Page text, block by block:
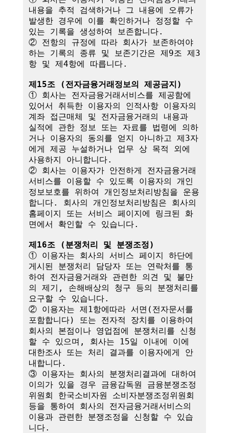
내용을 추적 검색하거나 그 내용에 오류가
발생한 경우에 이를 확인하거나 정정할 수
있는 기록을 생성하여 보존합니다.
② 전항의 규정에 따라 회사가 보존하여야
하는 기록의 종류 및 보존기간은 제9조 제3
항 및 제4항에 따릅니다.
제15조 (전자금융거래정보의 제공금지)
① 회사는 전자금융거래서비스를 제공함에
있어서 취득한 이용자의 인적사항 이용자의
계좌 접근매체 및 전자금융거래의 내용과
실적에 관한 정보 또는 자료를 법령에 의하
거나 이용자의 동의를 얻지 아니하고 제3자
에게 제공 누설하거나 업무 상 목적 외에
사용하지 아니합니다.
② 회사는 이용자가 안전하게 전자금융거래
서비스를 이용할 수 있도록 이용자의 개인
정보보호를 위하여 개인정보처리방침을 운용
합니다. 회사의 개인정보처리방침은 회사의
홈페이지 또는 서비스 페이지에 링크된 화
면에서 확인할 수 있습니다.
제16조 (분쟁처리 및 분쟁조정)
① 이용자는 회사의 서비스 페이지 하단에
게시된 분쟁처리 담당자 또는 연락처를 통
하여 전자금융거래와 관련한 의견 및 불만
의 제기, 손해배상의 청구 등의 분쟁처리를
요구할 수 있습니다.
② 이용자는 제1항에따라 서면(전자문서를
포함합니다) 또는 전자적 장치를 이용하여
회사의 본점이나 영업점에 분쟁처리를 신청
할 수 있으며, 회사는 15일 이내에 이에
대한조사 또는 처리 결과를 이용자에게 안
내합니다.
③ 이용자는 회사의 분쟁처리결과에 대하여
이의가 있을 경우 금융감독원 금융분쟁조정
위원회 한국소비자원 소비자분쟁조정위원회
등을 통하여 회사의 전자금융거래서비스의
이용과 관련한 분쟁조정을 신청할 수 있습
니다.